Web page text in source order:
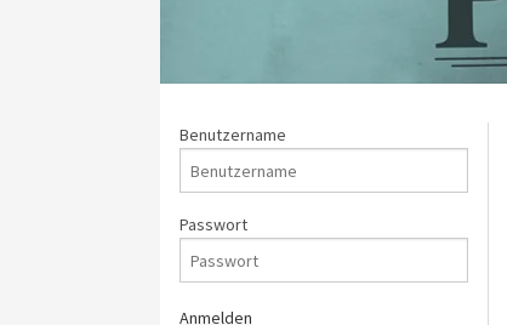
Benutzername
Passwort